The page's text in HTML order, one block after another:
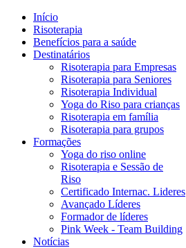
Início
Risoterapia
Benefícios para a saúde
Destinatários
Risoterapia para Empresas
Risoterapia para Seniores
Risoterapia Individual
Yoga do Riso para crianças
Risoterapia em família
Risoterapia para grupos
Formações
Yoga do riso online
Risoterapia e Sessão de
Riso
Certificado Internac. Lideres
Avançado Líderes
Formador de líderes
Pink Week - Team Building
Notícias